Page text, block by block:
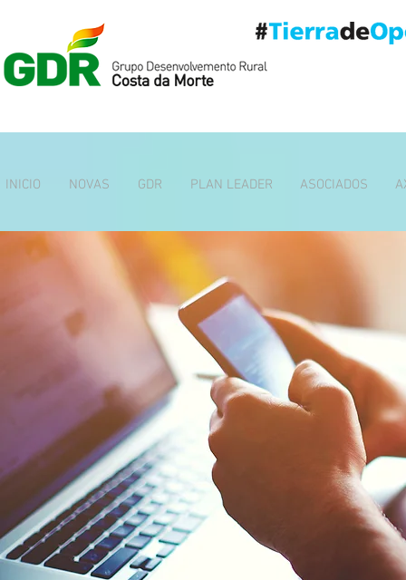
INICIO NOVAS GDR PLAN LEADER ASOCIADOS